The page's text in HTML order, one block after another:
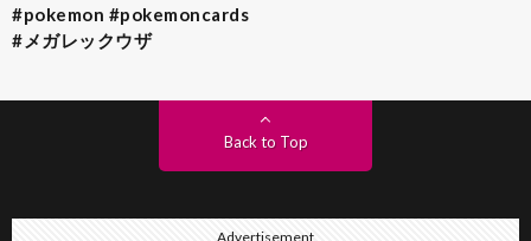
#pokemon #pokemoncards
#メガレックウザ
Back to Top
Advertisement